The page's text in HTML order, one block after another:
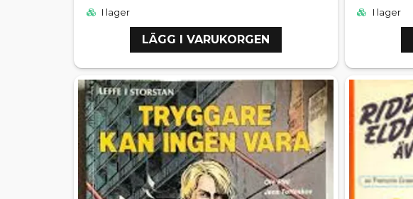
I lager
LÄGG I VARUKORGEN
I lager